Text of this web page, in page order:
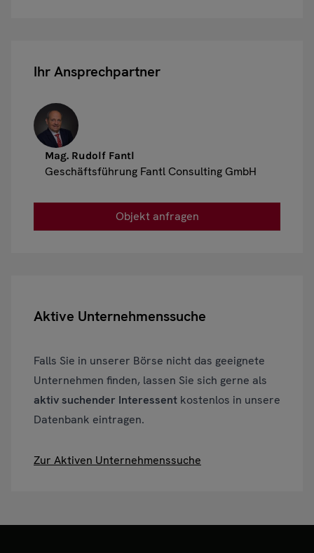
Ihr Ansprechpartner
Mag. Rudolf Fantl
Geschäftsführung Fantl Consulting GmbH
Objekt anfragen
Aktive Unternehmenssuche
Falls Sie in unserer Börse nicht das geeignete
Unternehmen finden, lassen Sie sich gerne als
aktiv suchender Interessent kostenlos in unsere
Datenbank eintragen.
Zur Aktiven Unternehmenssuche